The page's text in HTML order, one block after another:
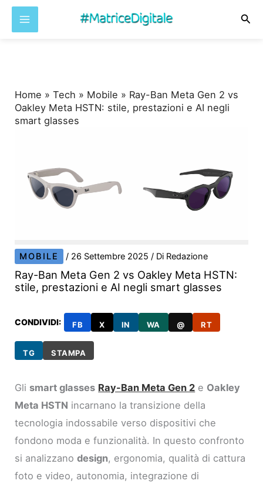
Home »Tech » Mobile » Ray-Ban Meta Gen 2 vs
Oakley Meta HSTN: stile, prestazioni e AI negli
smart glasses
MOBILE / 26 Settembre 2025/ Di Redazione
Ray-Ban Meta Gen 2 vs Oakley Meta HSTN:
stile, prestazioni e AI negli smart glasses
CONDIVIDI: FB X IN WA @ RT
TG STAMPA
Gli smart glasses Ray-Ban Meta Gen 2 e Oakley
Meta HSTN incarnano la transizione della
tecnologia indossabile verso dispositivi che
fondono moda e funzionalità. In questo confronto
si analizzanodesign, ergonomia, qualità di cattura
foto e video, autonomia, integrazione di